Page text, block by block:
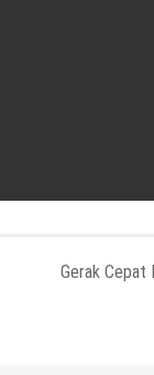
Gerak Cepat